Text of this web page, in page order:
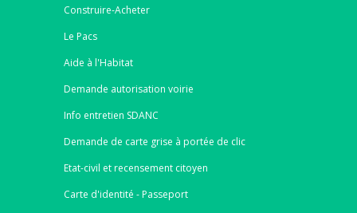
Construire-Acheter
Le Pacs
Aide à l'Habitat
Demande autorisation voirie
Info entretien SDANC
Demande de carte grise à portée de clic
Etat-civil et recensement citoyen
Carte d'identité - Passeport